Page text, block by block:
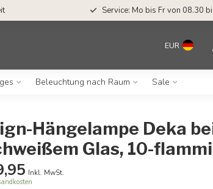
Service: Mo bis Fr von 08.30
EUR
Beleuchtung nach Raum Sale
Hängelampe Deka
Glas, 10-
Inkl. MwSt.